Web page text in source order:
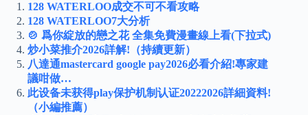
128 WATERLOO成交不可不看攻略
128 WATERLOO7大分析
🍲 爲你綻放的戀之花 全集免費漫畫線上看(下拉式)
炒小菜推介2026詳解!（持續更新）
八達通mastercard google pay2026必看介紹!專家建
議咁做…
此设备未获得play保护机制认证20222026詳細資料!
（小編推薦）